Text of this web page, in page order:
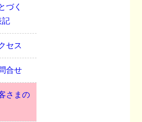
づく
セス
合せ
さまの